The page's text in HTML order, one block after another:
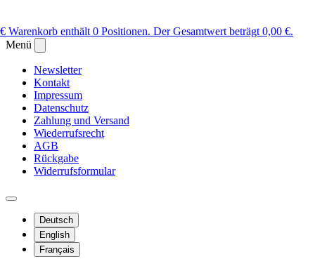
Warenkorb enthält 0 Positionen. Der Gesamtwert beträgt 0,00 €.
Menü
Newsletter
Kontakt
Impressum
Datenschutz
Zahlung und Versand
Wiederrufsrecht
AGB
Rückgabe
Widerrufsformular
Deutsch
English
Français